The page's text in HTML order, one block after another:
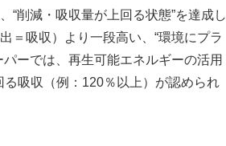
“削減・吸収量が上回る状態”を達成し
＝吸収）より一段高い、“環境にプラ
ーでは、再生可能エネルギーの活用
吸収（例：120％以上）が認められ